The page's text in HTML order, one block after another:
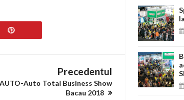
Precedentul
Auto Total Business Show
Bacau 2018